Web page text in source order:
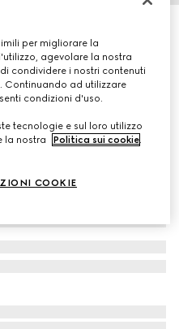
per migliorare la
agevolare la nostra
condividere i nostri contenuti
Continuando ad utilizzare
condizioni d'uso.
tecnologie e sul loro utilizzo
la nostra
Politica sui cookie
COOKIE